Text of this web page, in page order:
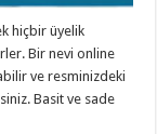
hiçbir üyelik
Bir nevi online
ve resminizdeki
Basit ve sade